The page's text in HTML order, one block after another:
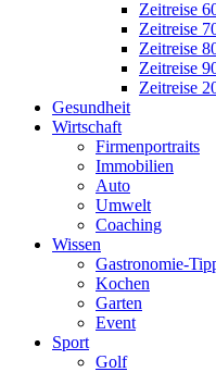
Zeitreise
Zeitreise
Zeitreise
Zeitreise
Zeitreise
Gesundheit
Wirtschaft
Firmenportraits
Immobilien
Auto
Umwelt
Coaching
Wissen
Gastronomie-
Kochen
Garten
Event
Sport
Golf